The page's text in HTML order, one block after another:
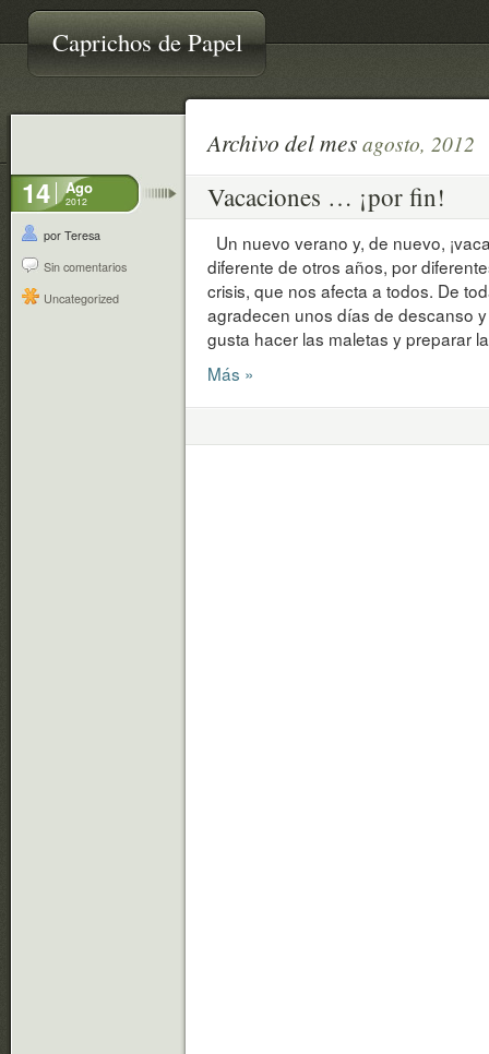
Caprichos de Papel
Archivo del mesagosto, 2012
14 Ago
2012
por Teresa
Sin comentarios
Uncategorized
Vacaciones … ¡por fin!
Un nuevo verano y, de nuevo,
diferente de otros años, por
crisis, que nos afecta a todos. De
agradecen unos días de descanso
gusta hacer las maletas y preparar
Más »